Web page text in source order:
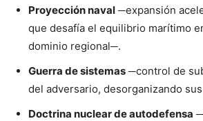
Proyección naval ─expansión
que desafía el equilibrio marítimo
dominio regional─.
Guerra de sistemas ─control de
del adversario, desorganizando
Doctrina nuclear de autodefensa